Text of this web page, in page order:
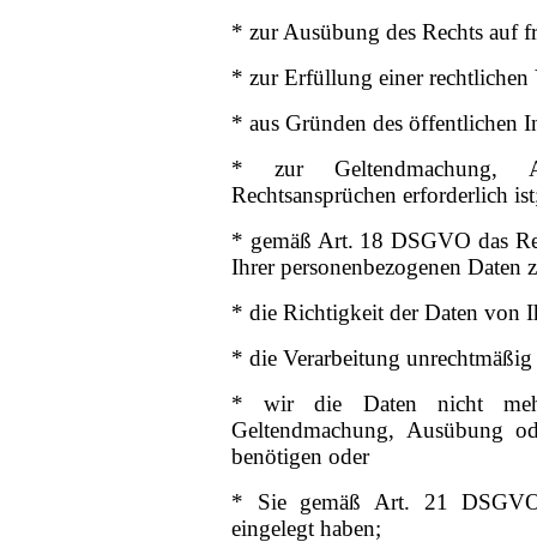
* zur Ausübung des Rechts auf
* zur Erfüllung einer rechtlichen
* aus Gründen des öffentlichen
* zur Geltendmachung,
Rechtsansprüchen erforderlich
* gemäß Art. 18 DSGVO das
Ihrer personenbezogenen Daten
* die Richtigkeit der Daten von
* die Verarbeitung
* wir die Daten nicht
Geltendmachung, Ausübung
benötigen oder
* Sie gemäß Art. 21
eingelegt haben;